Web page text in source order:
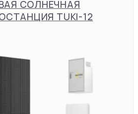
СОЛНЕЧНАЯ
TUKI-12